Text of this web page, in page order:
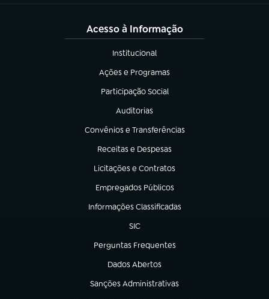
Acesso à Informação
Institucional
(abre em nova aba)
Ações e Programas
(abre em nova aba)
Participação Social
(abre em nova aba)
Auditorias
(abre em nova aba)
Convênios e Transferências
(abre em nova aba)
Receitas e Despesas
(abre em nova aba)
Licitações e Contratos
(abre em nova aba)
Empregados Públicos
(abre em nova aba)
Informações Classificadas
(abre em nova aba)
SIC
(abre em nova aba)
Perguntas Frequentes
(abre em nova aba)
Dados Abertos
(abre em nova aba)
Sanções Administrativas
(abre em nova aba)